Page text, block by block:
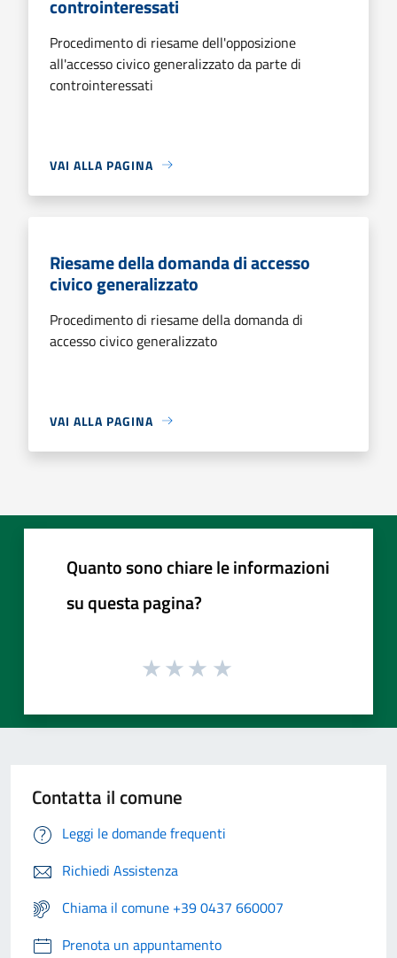
controinteressati
Procedimento di riesame dell'opposizione
all'accesso civico generalizzato da parte di
controinteressati
VAI ALLA PAGINA
Riesame della domanda di accesso
civico generalizzato
Procedimento di riesame della domanda di
accesso civico generalizzato
VAI ALLA PAGINA
Quanto sono chiare le informazioni
su questa pagina?
Contatta il comune
Leggi le domande frequenti
Richiedi Assistenza
Chiama il comune +39 0437 660007
Prenota un appuntamento